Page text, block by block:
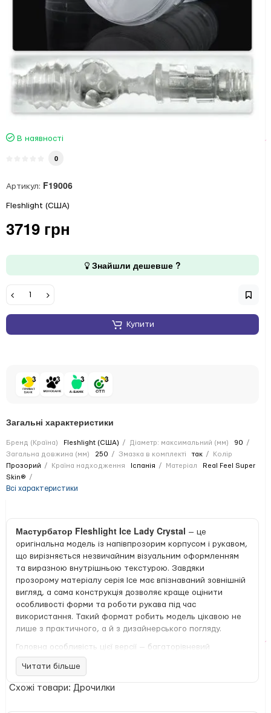
В наявності
0
Артикул: F19006
Fleshlight (США)
3719 грн
Знайшли дешевше ?
Купити
Загальні характеристики
Бренд (Країна) Fleshlight (США) Діаметр: максимальний (мм)
90
Загальна довжина (мм)
250 Змазка в комплекті так
Колір
Прозорий
Країна надходження Іспанія Матеріал
Real Feel Super
Skin®
Всі характеристики
Мастурбатор Fleshlight Ice Lady Crystal — це
оригінальна модель із напівпрозорим корпусом і рукавом,
що вирізняється незвичайним візуальним оформленням
та виразною внутрішньою текстурою. Завдяки
прозорому матеріалу серія Ice має впізнаваний зовнішній
вигляд, а сама конструкція дозволяє краще оцінити
особливості форми та роботи рукава під час
використання. Такий формат робить модель цікавою не
лише з практичного, а й з дизайнерського погляду.
Головна особливість цієї версії — багаторівневий
внутрішній канал зі змінною шириною та різними зонами
рельєфу по всій довжині. Текстура побудована так, щоб
кожна ділянка відрізнялася за формою та характером
Читати більше
Схожі товари: Дрочилки